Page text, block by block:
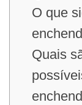
O que
Quais